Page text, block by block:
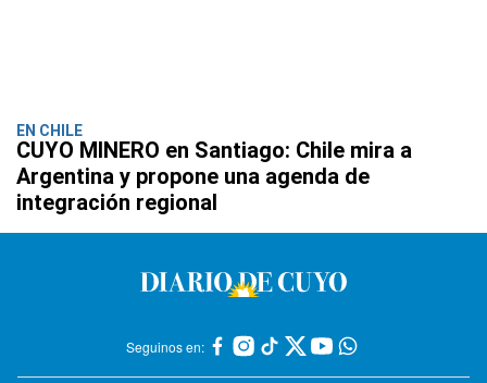
EN CHILE
CUYO MINERO en Santiago: Chile mira a
Argentina y propone una agenda de
integración regional
Seguinos en: